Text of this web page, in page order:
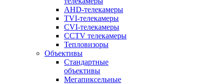
AHD-телекамеры
TVI-телекамеры
CVI-телекамеры
CCTV телекамеры
Тепловизоры
Объективы
Стандартные
объективы
Мегапиксельные